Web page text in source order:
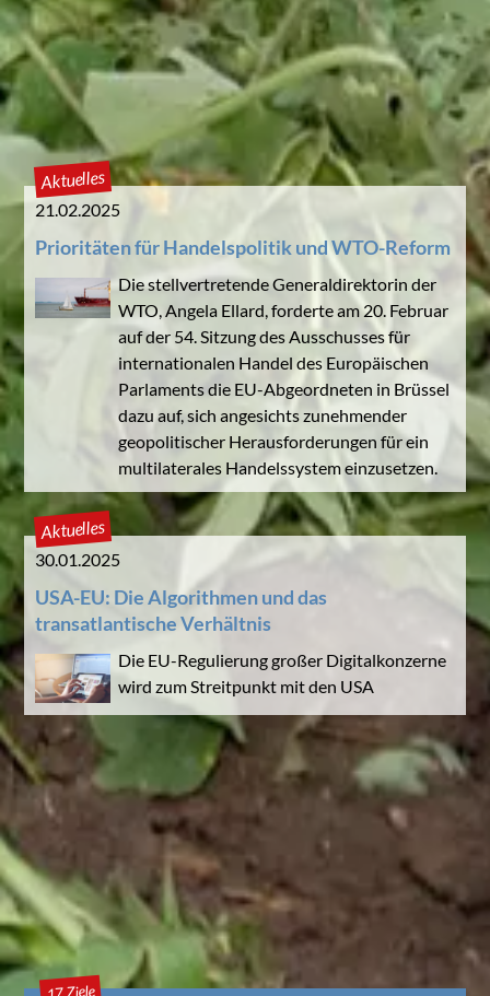
Aktuelles
21.02.2025
Prioritäten für Handelspolitik und WTO-Reform
Die stellvertretende Generaldirektorin der
WTO, Angela Ellard, forderte am 20. Februar
auf der 54. Sitzung des Ausschusses für
internationalen Handel des Europäischen
Parlaments die EU-Abgeordneten in Brüssel
dazu auf, sich angesichts zunehmender
geopolitischer Herausforderungen für ein
multilaterales Handelssystem einzusetzen.
Aktuelles
30.01.2025
USA-EU: Die Algorithmen und das
transatlantische Verhältnis
Die EU-Regulierung großer Digitalkonzerne
wird zum Streitpunkt mit den USA